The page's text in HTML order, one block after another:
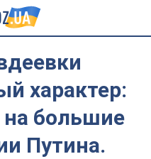
характер:
на большие
Путина.